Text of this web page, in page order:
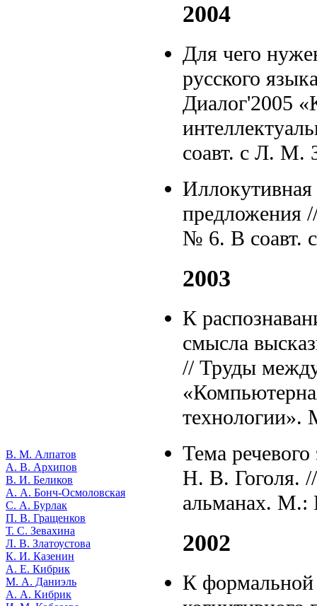
В. М. Алпатов
А. В. Архипов
В. И. Беликов
А. А. Бонч-Осмоловская
С. А. Бурлак
П. В. Гращенков
Т. С. Зевахина
Л. В. Златоустова
К. И. Казенин
А. Е. Кибрик
М. А. Даниэль
А. А. Кибрик
2004
Для чего
русского
Диалог'2005
соавт. с Л. М.
предложения
№ 6. В соавт.
2003
К
смысла
// Труды
технологии».
Тема
Н. В. Гоголя.
альманах. М.:
2002
К формальной